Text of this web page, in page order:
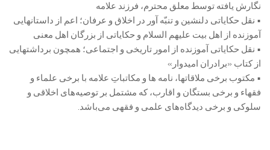
نگارش یافته توسط معلق محترم، فرزند علامه
• نقل حکایاتی دلنشین و تنبّه آور در اخلاق و عرفان؛ اعم از داستانهایی
آموزنده از اهل بیت علیهم السلام و حکایاتی از بزرگان اهل معنی
• نقل حکایاتی آموزنده از امور تاریخی و اجتماعی؛ همچون برداشتهایی
از کتاب «برادران امیدوار»
• مکتوب برخی ملاقاتها، نامه ها و مکاتباتِ علامه با برخی علماء و
فقهاء و برخی بستگان و اقارب، که مشتمل بر توصیه‌های اخلاقی و
سلوکی و برخی دیدگاه‌های علمی و فقهی می‌باشد.